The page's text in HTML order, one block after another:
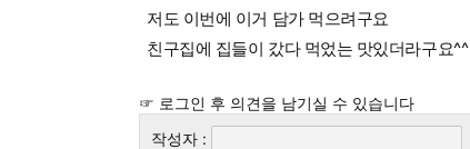
저도 이번에 이거 담가 먹으려구요
친구집에 집들이 갔다 먹었는 맛있더라구요^^
☞ 로그인 후 의견을 남기실 수 있습니다
작성자 :